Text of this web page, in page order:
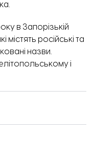
в Запорізькій
містять російські та
назви.
і